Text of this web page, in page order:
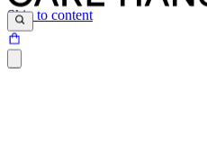
Skip to content